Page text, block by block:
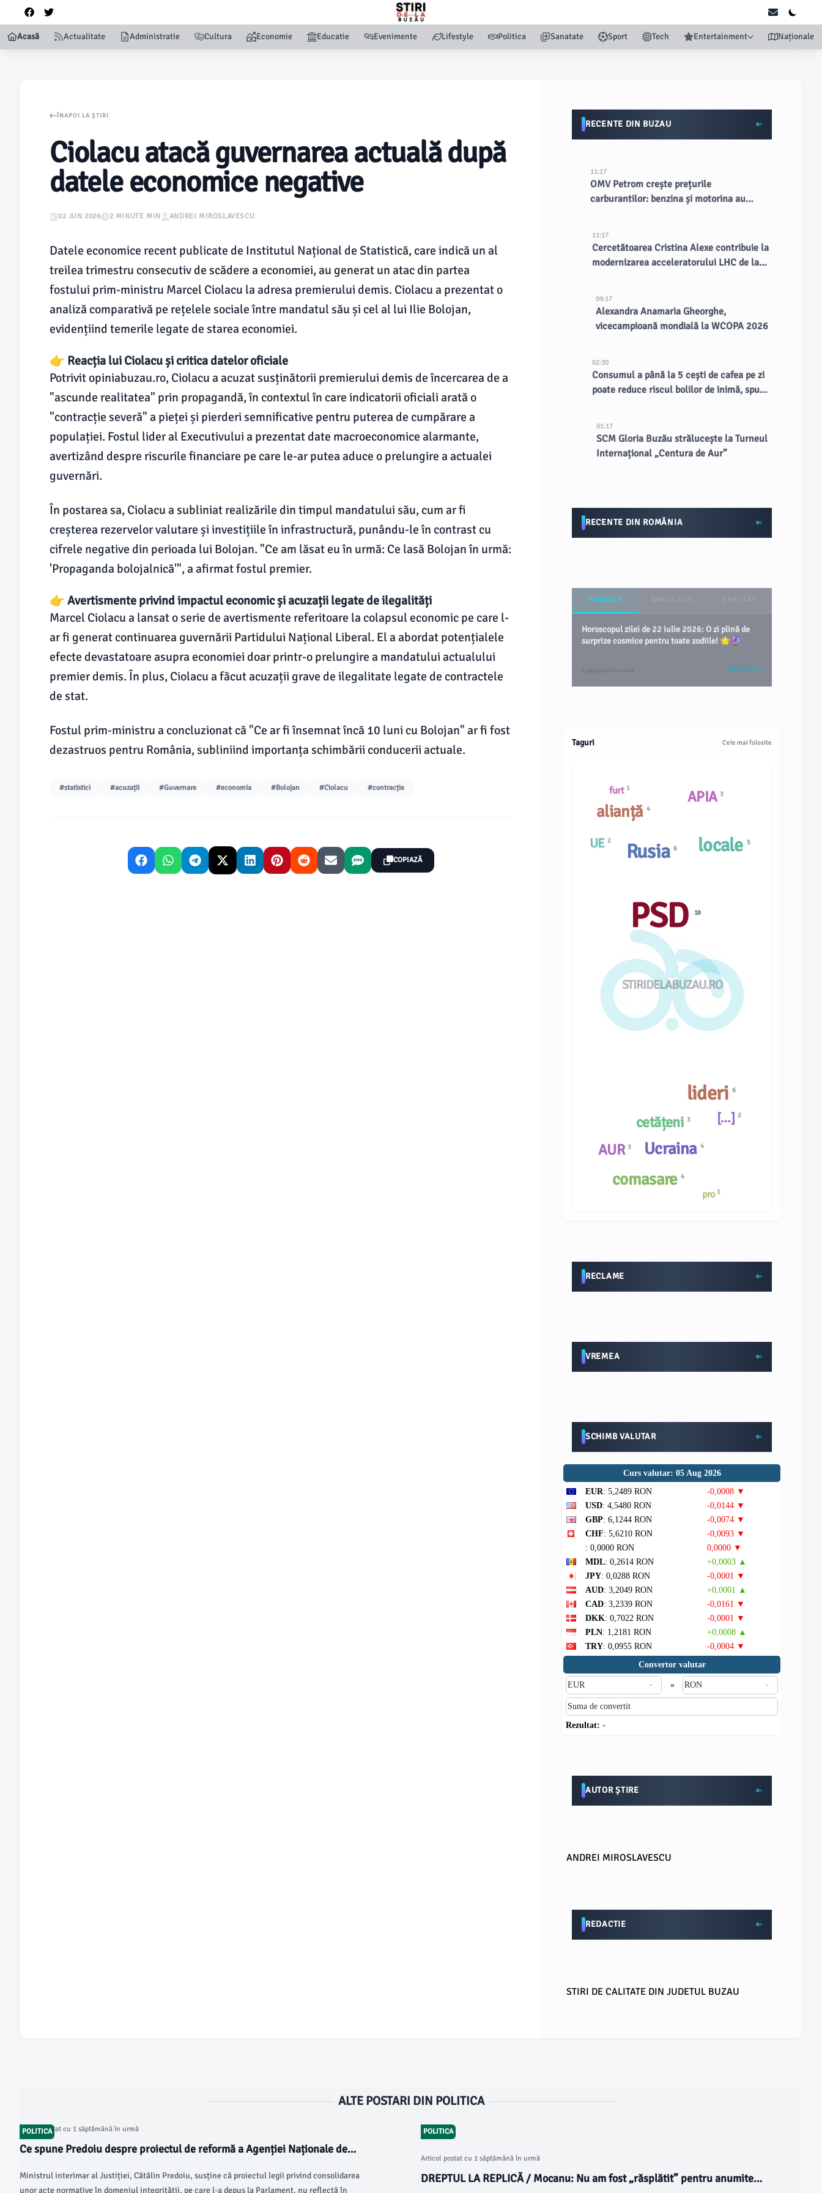
Acasă Actualitate Administratie Cultura Economie Educatie Evenimente Lifestyle Politica Sanatate Sport Tech Entertainment Naționale
ÎNAPOI LA ȘTIRI
Ciolacu atacă guvernarea actuală după
datele economice negative
02 JUN 2026 2 MINUTE MIN ANDREI MIROSLAVESCU
Datele economice recent publicate de Institutul Național de Statistică, care indică un al
treilea trimestru consecutiv de scădere a economiei, au generat un atac din partea
fostului prim-ministru Marcel Ciolacu la adresa premierului demis. Ciolacu a prezentat o
analiză comparativă pe rețelele sociale între mandatul său și cel al lui Ilie Bolojan,
evidențiind temerile legate de starea economiei.
👉 Reacția lui Ciolacu și critica datelor oficiale
Potrivit opiniabuzau.ro, Ciolacu a acuzat susținătorii premierului demis de încercarea de a
"ascunde realitatea" prin propagandă, în contextul în care indicatorii oficiali arată o
"contracție severă" a pieței și pierderi semnificative pentru puterea de cumpărare a
populației. Fostul lider al Executivului a prezentat date macroeconomice alarmante,
avertizând despre riscurile financiare pe care le-ar putea aduce o prelungire a actualei
guvernări.
În postarea sa, Ciolacu a subliniat realizările din timpul mandatului său, cum ar fi
creșterea rezervelor valutare și investițiile în infrastructură, punându-le în contrast cu
cifrele negative din perioada lui Bolojan. "Ce am lăsat eu în urmă: Ce lasă Bolojan în urmă:
'Propaganda bolojalnică'", a afirmat fostul premier.
👉 Avertismente privind impactul economic și acuzații legate de ilegalități
Marcel Ciolacu a lansat o serie de avertismente referitoare la colapsul economic pe care l-
ar fi generat continuarea guvernării Partidului Național Liberal. El a abordat potențialele
efecte devastatoare asupra economiei doar printr-o prelungire a mandatului actualului
premier demis. În plus, Ciolacu a făcut acuzații grave de ilegalitate legate de contractele
de stat.
Fostul prim-ministru a concluzionat că "Ce ar fi însemnat încă 10 luni cu Bolojan" ar fi fost
dezastruos pentru România, subliniind importanța schimbării conducerii actuale.
#statistici #acuzații #Guvernare #economia #Bolojan #Ciolacu #contracție
COPIAZĂ
RECENTE DIN BUZAU
11:17
OMV Petrom crește prețurile
carburantilor: benzina și motorina au
11:17
Cercetătoarea Cristina Alexe contribuie la
modernizarea acceleratorului LHC de la
09:17
Alexandra Anamaria Gheorghe,
vicecampioană mondială la WCOPA 2026
02:30
Consumul a până la 5 cești de cafea pe zi
poate reduce riscul bolilor de inimă, spun
01:17
SCM Gloria Buzău strălucește la Turneul
Internațional „Centura de Aur”
RECENTE DIN ROMÂNIA
HOROSCOP
Horoscopul zilei de 22 iulie 2026: O zi plină de
surprize cosmice pentru toate zodiile! 🌟🔮
2 săptămâni în urmă VEZI TOT
Taguri Cele mai folosite
STIRIDELABUZAU.RO
[…] 2
pro 1
UE 2
cetățeni 3
locale 5
lideri6
furt 1
Ucraina 4
AUR 3
Rusia6
PSD 18
alianță 4
APIA 3
comasare 4
RECLAME
VREMEA
SCHIMB VALUTAR
Curs valutar: 05 Aug 2026
EUR: 5,2489 RON
-0,0008 ▼
USD: 4,5480 RON
-0,0144 ▼
GBP: 6,1244 RON
-0,0074 ▼
CHF: 5,6210 RON
-0,0093 ▼
: 0,0000 RON
0,0000 ▼
MDL: 0,2614 RON
+0,0003 ▲
JPY: 0,0288 RON
-0,0001 ▼
AUD: 3,2049 RON
+0,0001 ▲
CAD: 3,2339 RON
-0,0161 ▼
DKK: 0,7022 RON
-0,0001 ▼
PLN: 1,2181 RON
+0,0008 ▲
TRY: 0,0955 RON
-0,0004 ▼
Convertor valutar
»
Rezultat: -
AUTOR ȘTIRE
ANDREI MIROSLAVESCU
REDACTIE
STIRI DE CALITATE DIN JUDETUL BUZAU
ALTE POSTARI DIN POLITICA
POLITICA
Articol postat cu 1 săptămână în urmă
Ce spune Predoiu despre proiectul de reformă a Agenției Naționale de
Ministrul interimar al Justiției, Cătălin Predoiu, susține că proiectul legii privind consolidarea
unor acte normative în domeniul integrității, pe care l-a depus la Parlament, nu reflectă în
POLITICA
Articol postat cu 1 săptămână în urmă
DREPTUL LA REPLICĂ / Mocanu: Nu am fost „răsplătit” pentru anumite